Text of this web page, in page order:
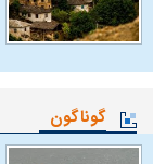
گوناگون